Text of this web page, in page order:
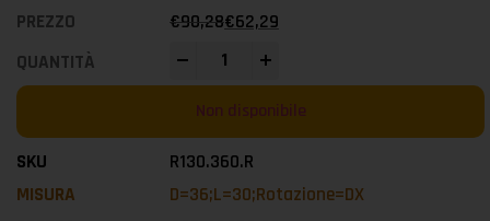
€90,28€62,29
Non disponibile
R130.360.R
D=36;L=30;Rotazione=DX